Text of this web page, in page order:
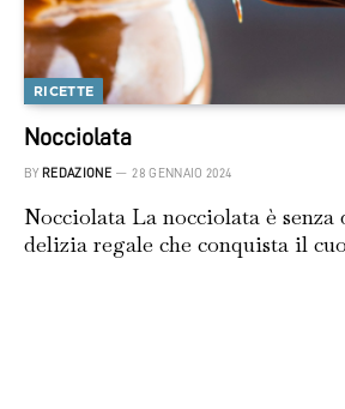
RICETTE
Nocciolata
BY REDAZIONE 28 GENNAIO 2024
Nocciolata La nocciolata è senza
delizia regale che conquista il